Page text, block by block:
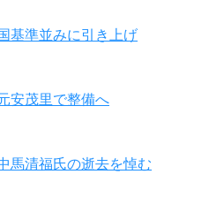
基準並みに引き上げ
安茂里で整備へ
馬清福氏の逝去を悼む